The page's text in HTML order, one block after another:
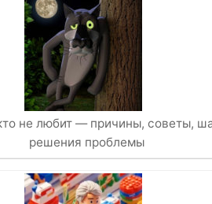
не любит — причины, советы,
решения проблемы